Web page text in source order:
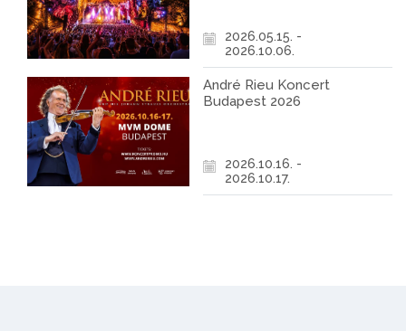
2026.05.15. -
2026.10.06.
André Rieu Koncert
Budapest 2026
2026.10.16. -
2026.10.17.